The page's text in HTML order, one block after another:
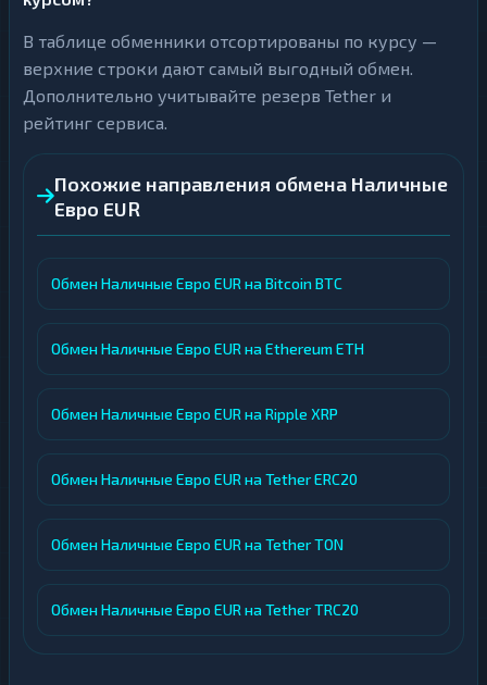
В таблице обменники отсортированы по курсу —
верхние строки дают самый выгодный обмен.
Дополнительно учитывайте резерв Tether и
рейтинг сервиса.
Похожие направления обмена Наличные
Евро EUR
Обмен Наличные Евро EUR на Bitcoin BTC
Обмен Наличные Евро EUR на Ethereum ETH
Обмен Наличные Евро EUR на Ripple XRP
Обмен Наличные Евро EUR на Tether ERC20
Обмен Наличные Евро EUR на Tether TON
Обмен Наличные Евро EUR на Tether TRC20